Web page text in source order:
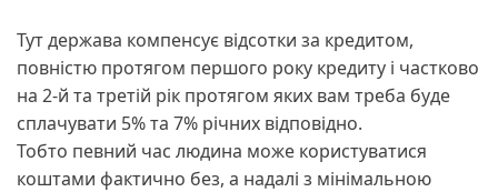
Тут держава компенсує відсотки за кредитом,
повністю протягом першого року кредиту і частково
на 2-й та третій рік протягом яких вам треба буде
сплачувати 5% та 7% річних відповідно.
Тобто певний час людина може користуватися
коштами фактично без, а надалі з мінімальною